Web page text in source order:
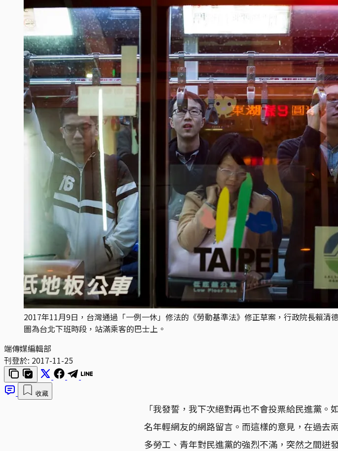
2017年11月9日，台灣通過「一例一休」修法的《勞動基準法》修正草案，行政院長賴
圖為台北下班時段，站滿乘客的巴士上。
端傳媒編輯部
刊登於: 2017-11-25
收藏
「我發誓，我下次絕對再也不會投票給民進黨
名年輕網友的網路留言。而這樣的意見，在過去
多勞工、青年對民進黨的強烈不滿，突然之間迸